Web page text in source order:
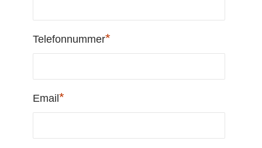
Telefonnummer*
Email*